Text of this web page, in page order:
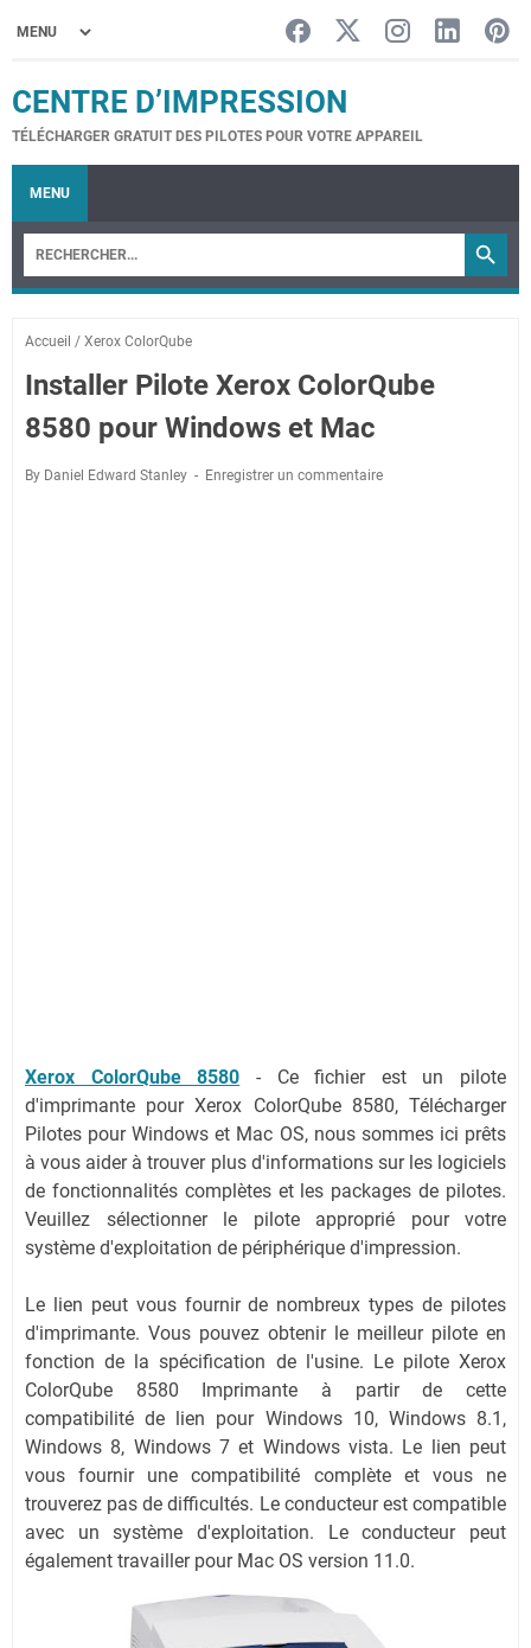
CENTRE D’IMPRESSION
TÉLÉCHARGER GRATUIT DES PILOTES POUR VOTRE APPAREIL
MENU
Accueil / Xerox ColorQube
Installer Pilote Xerox ColorQube
8580 pour Windows et Mac
By Daniel Edward Stanley Enregistrer un commentaire
Xerox ColorQube 8580 - Ce fichier est un pilote
d'imprimante pour Xerox ColorQube 8580, Télécharger
Pilotes pour Windows et Mac OS, nous sommes ici prêts
à vous aider à trouver plus d'informations sur les logiciels
de fonctionnalités complètes et les packages de pilotes.
Veuillez sélectionner le pilote approprié pour votre
système d'exploitation de périphérique d'impression.
Le lien peut vous fournir de nombreux types de pilotes
d'imprimante. Vous pouvez obtenir le meilleur pilote en
fonction de la spécification de l'usine. Le pilote Xerox
ColorQube 8580 Imprimante à partir de cette
compatibilité de lien pour Windows 10, Windows 8.1,
Windows 8, Windows 7 et Windows vista. Le lien peut
vous fournir une compatibilité complète et vous ne
trouverez pas de difficultés. Le conducteur est compatible
avec un système d'exploitation. Le conducteur peut
également travailler pour Mac OS version 11.0.